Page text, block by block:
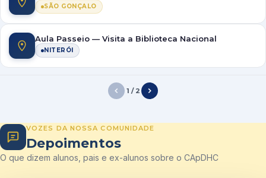
SÃO GONÇALO
Aula Passeio — Visita a Biblioteca Nacional
NITERÓI
1 / 2
VOZES DA NOSSA COMUNIDADE
Depoimentos
O que dizem alunos, pais e ex-alunos sobre o CApDHC